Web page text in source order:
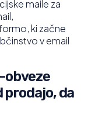
maile za
ki začne
v email
obveze
da